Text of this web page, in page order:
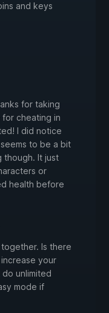
and keys
for taking
cheating in
I did notice
to be a bit
though. It just
or
health before
Is there
your
unlimited
mode if